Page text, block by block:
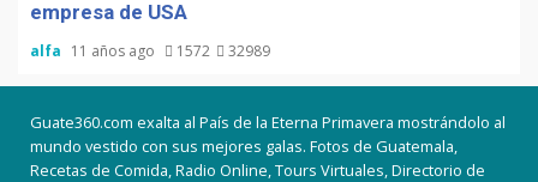
empresa de USA
alfa 11 años ago 1572 32989
Guate360.com exalta al País de la Eterna Primavera mostrándolo al
mundo vestido con sus mejores galas. Fotos de Guatemala,
Recetas de Comida, Radio Online, Tours Virtuales, Directorio de